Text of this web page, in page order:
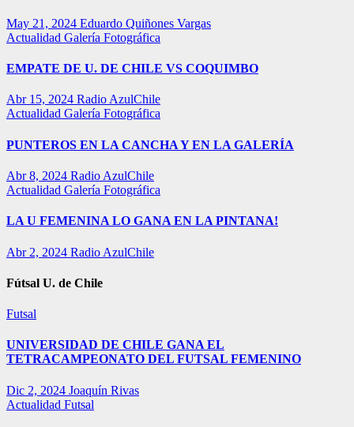
May 21, 2024 Eduardo Quiñones Vargas
Actualidad Galería Fotográfica
EMPATE DE U. DE CHILE VS COQUIMBO
Abr 15, 2024 Radio AzulChile
Actualidad Galería Fotográfica
PUNTEROS EN LA CANCHA Y EN LA GALERÍA
Abr 8, 2024 Radio AzulChile
Actualidad Galería Fotográfica
LA U FEMENINA LO GANA EN LA PINTANA!
Abr 2, 2024 Radio AzulChile
Fútsal U. de Chile
Futsal
UNIVERSIDAD DE CHILE GANA EL
TETRACAMPEONATO DEL FUTSAL FEMENINO
Dic 2, 2024 Joaquín Rivas
Actualidad Futsal